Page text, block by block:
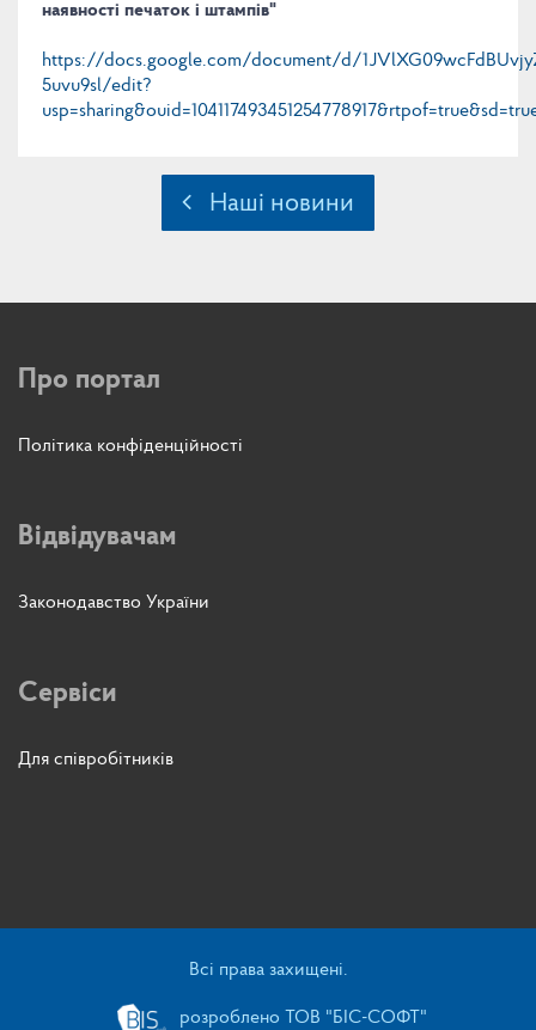
наявності печаток і штампів"
https://docs.google.com/document/d/
5uvu9sl/edit?
Наші новини
Про портал
Політика конфіденційності
Відвідувачам
Законодавство України
Сервіси
Для співробітників
Всі права захищені.
розроблено ТОВ "БІС-СОФТ"